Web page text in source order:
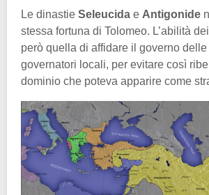
Le dinastie Seleucida e Antigonide
stessa fortuna di Tolomeo. L’abilità
però quella di affidare il governo delle
governatori locali, per evitare così
dominio che poteva apparire come